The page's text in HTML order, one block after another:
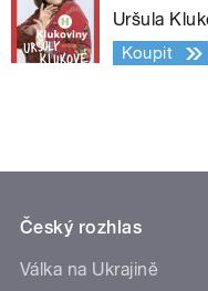
Uršula
Koupit
Český rozhlas
Válka na Ukrajině